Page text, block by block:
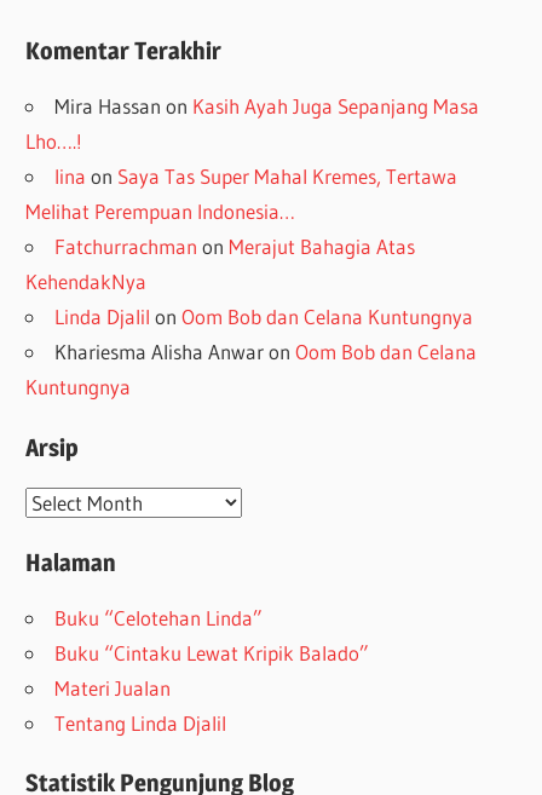
Komentar Terakhir
Mira Hassan on Kasih Ayah Juga Sepanjang Masa
Lho….!
lina on Saya Tas Super Mahal Kremes, Tertawa
Melihat Perempuan Indonesia…
Fatchurrachman on Merajut Bahagia Atas
KehendakNya
Linda Djalil onOom Bob dan Celana Kuntungnya
Khariesma Alisha AnwaronOom Bob dan Celana
Kuntungnya
Arsip
Arsip
Halaman
Buku “Celotehan Linda”
Buku “Cintaku Lewat Kripik Balado”
Materi Jualan
Tentang Linda Djalil
Statistik Pengunjung Blog